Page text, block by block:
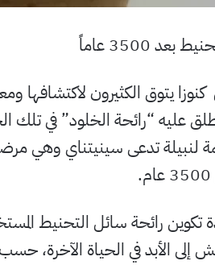
3500 عاماً
يتوق الكثيرون لاكتشافها
عليه “رائحة الخلود” في تلك
لنبيلة تدعى سينيتناي وهي
تكوين رائحة سائل التحنيط
إلى الأبد في الحياة الآخرة،